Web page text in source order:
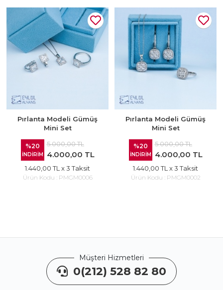
Pırlanta Modeli Gümüş
Mini Set
%20
İNDİRİM
5.000,00 TL
4.000,00 TL
1.440,00 TL x 3 Taksit
Ürün Kodu : PMGM0006
Pırlanta Modeli Gümüş
Mini Set
%20
İNDİRİM
5.000,00 TL
4.000,00 TL
1.440,00 TL x 3 Taksit
Ürün Kodu : PMGM0002
Müşteri Hizmetleri
0(212) 528 82 80